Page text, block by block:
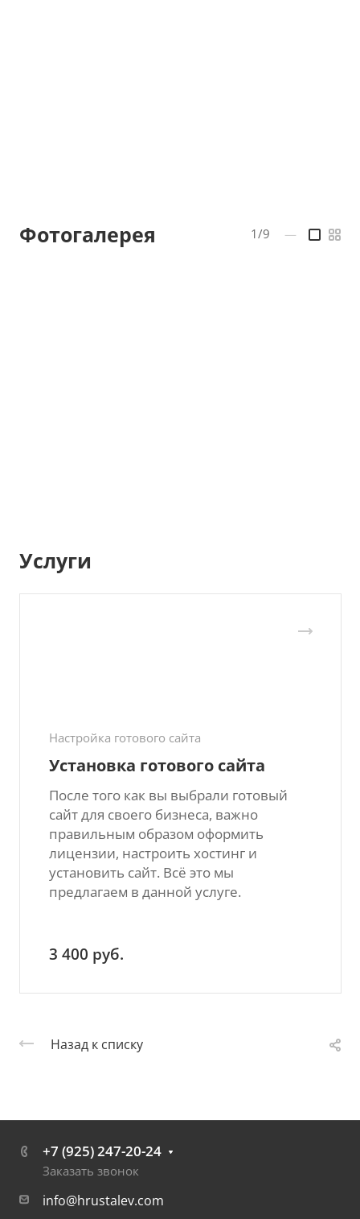
Фотогалерея 1/9 —
Услуги
Настройка готового сайта
Установка готового сайта
После того как вы выбрали готовый
сайт для своего бизнеса, важно
правильным образом оформить
лицензии, настроить хостинг и
установить сайт. Всё это мы
предлагаем в данной услуге.
3 400 руб.
Назад к списку
+7 (925) 247-20-24
Заказать звонок
info@hrustalev.com